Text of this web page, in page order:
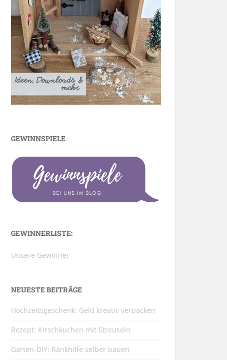
GEWINNSPIELE
GEWINNERLISTE:
Unsere Gewinner
NEUESTE BEITRÄGE
Hochzeitsgeschenk: Geld kreativ verpacken
Rezept: Kirschkuchen mit Streuseln
Garten-DIY: Rankhilfe selber bauen